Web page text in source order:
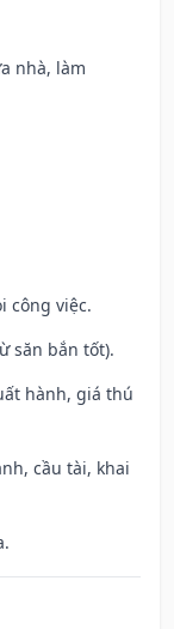
nhà, làm
công việc.
săn bắn tốt).
hành, giá thú
cầu tài, khai